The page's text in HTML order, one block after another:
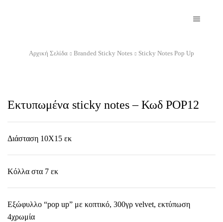
Αρχική Σελίδα Branded Sticky Notes Sticky Notes Pop Up
Εκτυπωμένα sticky notes – Κωδ POP12
Διάσταση 10Χ15 εκ
Κόλλα στα 7 εκ
Εξώφυλλο “pop up” με κοπτικό, 300γρ velvet, εκτύπωση
4χρωμία